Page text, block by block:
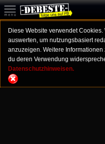
Diese Website verwendet
auswerten, um nutzungsbasiert
anzuzeigen. Weitere
du deren Verwendung
Datenschutzhinweisen.